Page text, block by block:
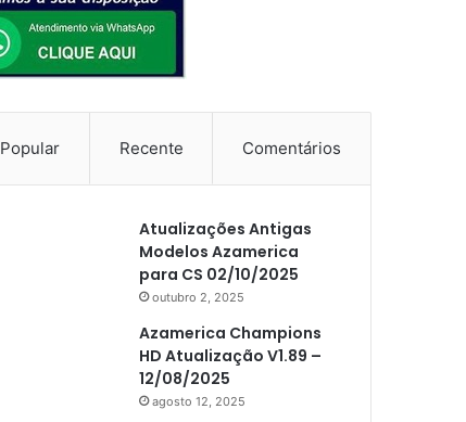
Popular Recente Comentários
Atualizações Antigas
Modelos Azamerica
para CS 02/10/2025
outubro 2, 2025
Azamerica Champions
HD Atualização V1.89 –
12/08/2025
agosto 12, 2025